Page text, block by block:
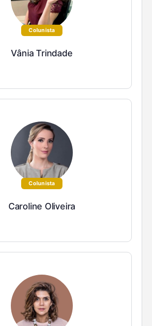
Colunista
Vânia Trindade
Colunista
Caroline Oliveira